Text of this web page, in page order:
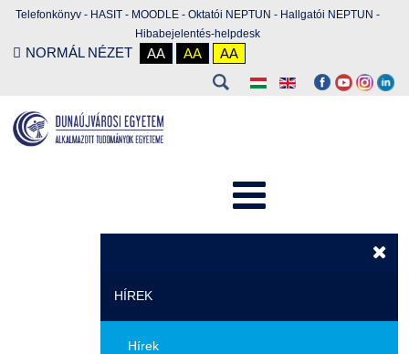
Telefonkönyv - HASIT - MOODLE - Oktatói NEPTUN - Hallgatói NEPTUN -
Hibabejelentés-helpdesk
NORMÁL NÉZET AA AA AA
HÍREK
Hírek